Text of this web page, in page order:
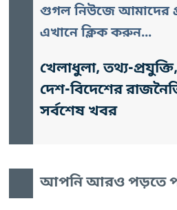
গুগল নিউজে আমাদের
এখানে ক্লিক করুন...
খেলাধুলা, তথ্য-
দেশ-বিদেশের
সর্বশেষ খবর
আপনি আরও পড়তে